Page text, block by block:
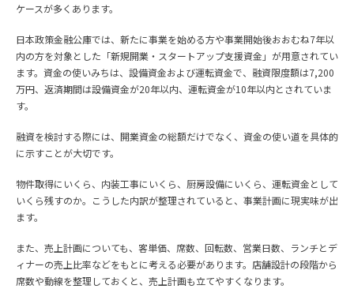
ケースが多くあります。
日本政策金融公庫では、新たに事業を始める方や事業開始後おおむね7年以
内の方を対象とした「新規開業・スタートアップ支援資金」が用意されてい
ます。資金の使いみちは、設備資金および運転資金で、融資限度額は7,200
万円、返済期間は設備資金が20年以内、運転資金が10年以内とされていま
す。
融資を検討する際には、開業資金の総額だけでなく、資金の使い道を具体的
に示すことが大切です。
物件取得にいくら、内装工事にいくら、厨房設備にいくら、運転資金として
いくら残すのか。こうした内訳が整理されていると、事業計画に現実味が出
ます。
また、売上計画についても、客単価、席数、回転数、営業日数、ランチとデ
ィナーの売上比率などをもとに考える必要があります。店舗設計の段階から
席数や動線を整理しておくと、売上計画も立てやすくなります。